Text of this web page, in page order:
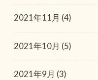
2021年11月 (4)
2021年10月 (5)
2021年9月 (3)